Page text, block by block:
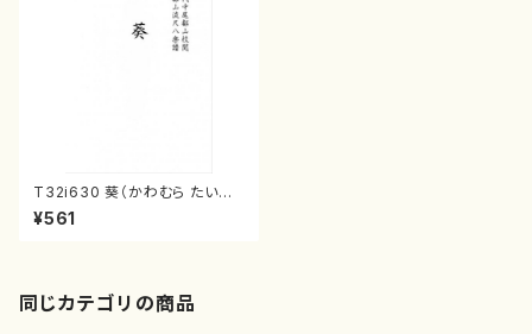
T32i630 葵（かわむら たいざ
ん/楽譜）都山流公刊楽譜曲番:2
348
¥561
同じカテゴリの商品